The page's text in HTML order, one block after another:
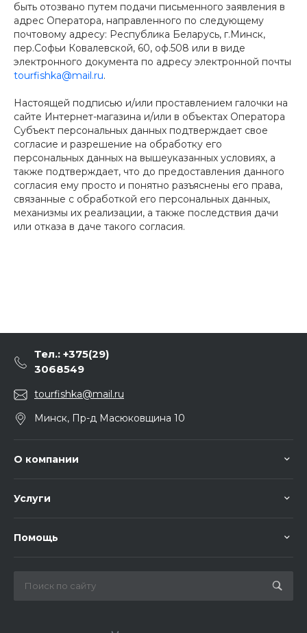
быть отозвано путем подачи письменного заявления в
адрес Оператора, направленного по следующему
почтовому адресу: Республика Беларусь, г.Минск,
пер.Софьи Ковалевской, 60, оф.508 или в виде
электронного документа по адресу электронной почты
tourfishka@mail.ru.
Настоящей подписью и/или проставлением галочки на
сайте Интернет-магазина и/или в объектах Оператора
Субъект персональных данных подтверждает свое
согласие и разрешение на обработку его
персональных данных на вышеуказанных условиях, а
также подтверждает, что до предоставления данного
согласия ему просто и понятно разъяснены его права,
связанные с обработкой его персональных данных,
механизмы их реализации, а также последствия дачи
или отказа в даче такого согласия.
Тел.: +375(29)
3068549
tourfishka@mail.ru
Минск, Пр-д Масюковщина 10
О компании
Услуги
Помощь